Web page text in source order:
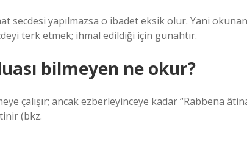
secdesi yapılmazsa o ibadet eksik olur. Yani
terk etmek; ihmal edildiği için günahtır.
bilmeyen ne okur?
çalışır; ancak ezberleyinceye kadar “Rabbena
(bkz.